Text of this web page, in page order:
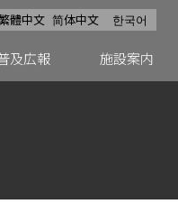
體中文 简体中文 한국어
及広報 施設案内